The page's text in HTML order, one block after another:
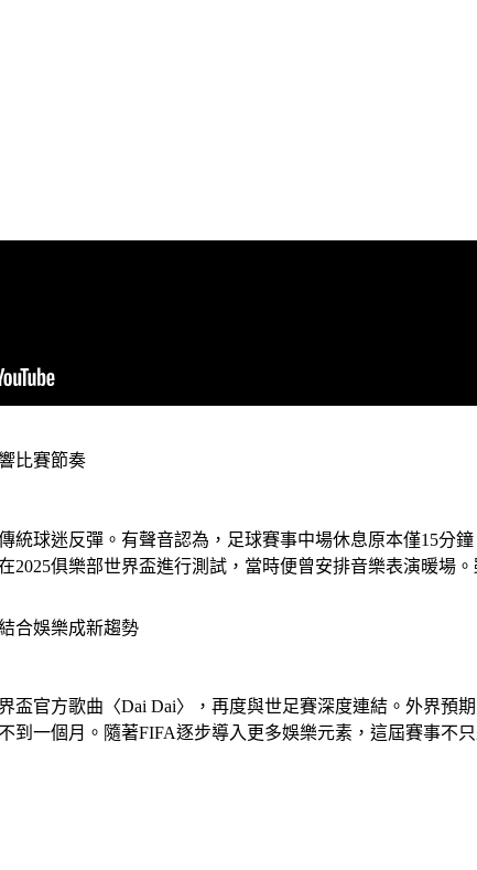
比賽節奏
統球迷反彈。有聲音認為，足球賽事中場休息原本僅15分
2025俱樂部世界盃進行測試，當時便曾安排音樂表演暖場
合娛樂成新趨勢
盃官方歌曲〈Dai Dai〉，再度與世足賽深度連結。外界
到一個月。隨著FIFA逐步導入更多娛樂元素，這屆賽事不